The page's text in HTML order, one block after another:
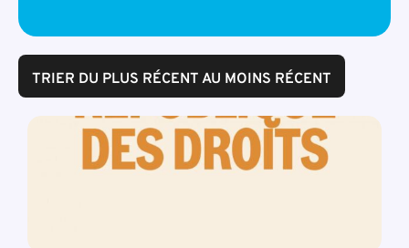
TRIER DU PLUS RÉCENT AU MOINS RÉCENT